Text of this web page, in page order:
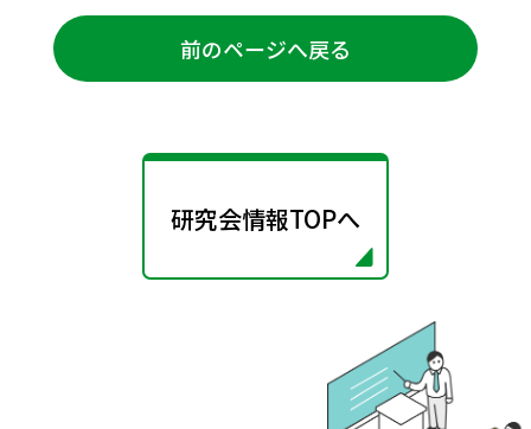
前のページへ戻る
研究会情報TOPへ